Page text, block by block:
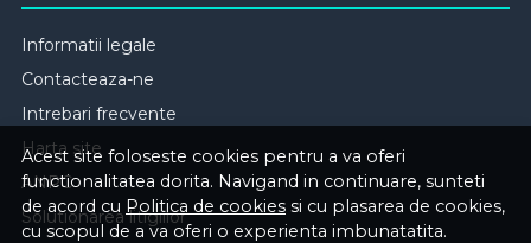
Acest site foloseste cookies pentru a va oferi
functionalitatea dorita. Navigand in continuare, sunteti
de acord cu Politica de cookies si cu plasarea de cookies,
cu scopul de a va oferi o experienta imbunatatita.
Informatii legale
Contacteaza-ne
Intrebari frecvente
Harta site
ANPC
Solutionarea litigiilor